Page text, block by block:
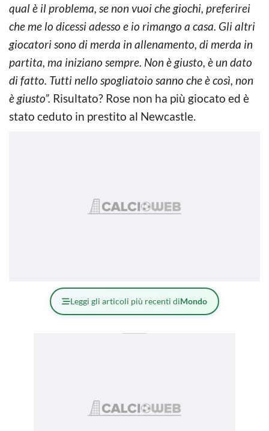
qual è il problema, se non vuoi che giochi, preferirei
che me lo dicessi adesso e io rimango a casa. Gli altri
giocatori sono di merda in allenamento, di merda in
partita, ma iniziano sempre. Non è giusto, è un dato
di fatto. Tutti nello spogliatoio sanno che è così, non
è giusto”. Risultato? Rose non ha più giocato ed è
stato ceduto in prestito al Newcastle.
Leggi gli articoli più recenti diMondo